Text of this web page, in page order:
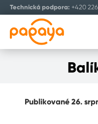
Technická podpora: +420
Publikované 26.